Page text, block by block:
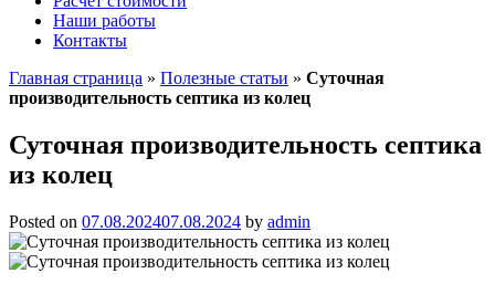
Наши работы
Контакты
Главная страница » Полезные статьи » Суточная
производительность септика из колец
Суточная производительность септика
из колец
Posted on 07.08.202407.08.2024 by admin